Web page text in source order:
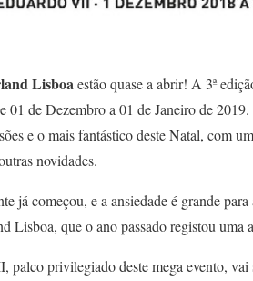
Lisboaestão quase a abrir! A 3ª
01 de Dezembro a 01 de Janeiro de
e o mais fantástico deste Natal, com
novidades.
já começou, e a ansiedade é grande
Lisboa, que o ano passado registou
palco privilegiado deste mega evento,